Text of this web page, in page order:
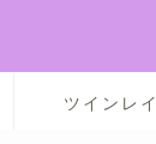
ツインレイ